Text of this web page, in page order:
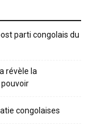
parti congolais du
révèle la
congolaises